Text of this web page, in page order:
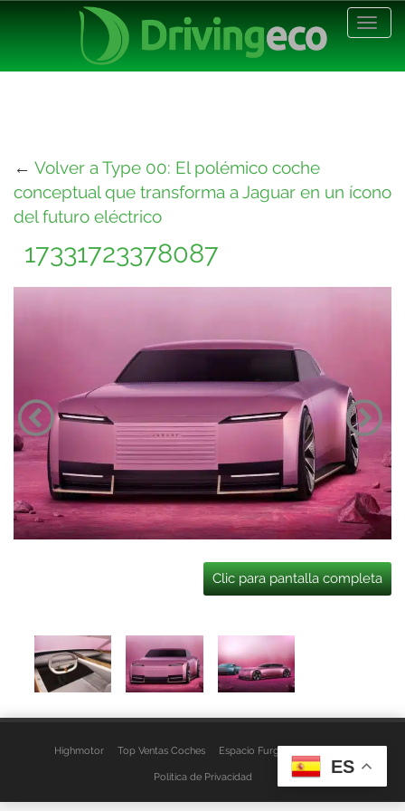
← Volver a Type 00: El polémico coche
conceptual que transforma a Jaguar en un ícono
del futuro eléctrico
17331723378087
Clic para pantalla completa
Highmotor Top Ventas Coches Espacio Furgo Aviso Legal
Política de Privacidad ES